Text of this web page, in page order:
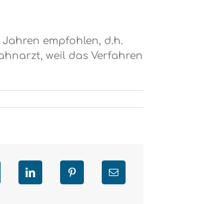
empfohlen, d.h.
weil das Verfahren
LinkedIn Pinterest Email